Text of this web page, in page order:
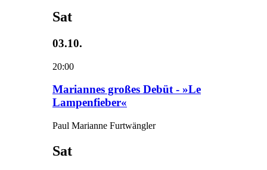
Sat
03.10.
20:00
Mariannes großes Debüt - »Le
Lampenfieber«
Paul Marianne Furtwängler
Sat